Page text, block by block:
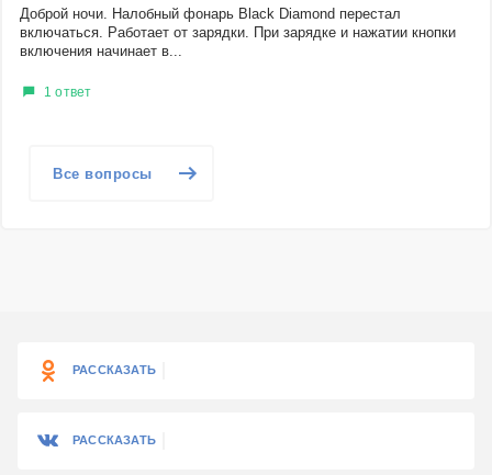
Доброй ночи. Налобный фонарь Black Diamond перестал
включаться. Работает от зарядки. При зарядке и нажатии кнопки
включения начинает в...
1 ответ
Все вопросы
РАССКАЗАТЬ
РАССКАЗАТЬ